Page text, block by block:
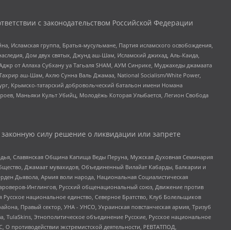
с законодательством Российской Федерации
Исламская группа, Братья-мусульмане, Партия исламского освобождения,
Дом двух святых, Джунд аш-Шам, Исламский джихад, Аль-Каида,
от Аллаха Субхану уа Тагьаля SHAM, АУМ Синрике, Муджахеды джамаата
аш-Шам, Ахлю Сунна Валь Джамаа, National Socialism/White Power,
Крымско-татарский добровольческий батальон имени Номана
Маньяки Культ Убийц, Молодёжь Которая Улыбается, Легион Свобода
силу решение о ликвидации или запрете
Славянская Община Капища Веды Перуна, Мужская Духовная Семинария
Джамаат мувахидов, Объединенный Вилайат Кабарды, Балкарии и
Дьявола, Армия воли народа, Национальная Социалистическая
Инглингов, Русский общенациональный союз, Движение против
национальное единство, Северное Братство, Клуб Болельщиков
Правый сектор, УНА - УНСО, Украинская повстанческая армия, Тризуб
Этнополитическое объединение Русские, Русское национальное
противодействии экстремистской деятельности, РЕВТАТПОД,